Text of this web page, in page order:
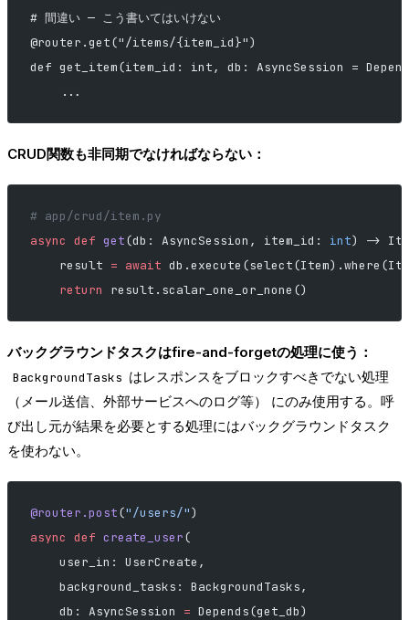
# 間違い — こう書いてはいけない
@router.get("/items/{item_id}")
def get_item(item_id: int, db: AsyncSession =
    ...
CRUD関数も非同期でなければならない：
# app/crud/item.py
async def get(db: AsyncSession, item_id: int) ->
    result
= await
    return
result.scalar_one_or_none()
バックグラウンドタスクはfire-and-forgetの処理に使う：
BackgroundTasks はレスポンスをブロックすべきでない処理
（メール送信、外部サービスへのログ等） にのみ使用する。呼
び出し元が結果を必要とする処理にはバックグラウンドタスク
を使わない。
@router.post("/users/")
async def create_user(
    user_in: UserCreate,
    background_tasks: BackgroundTasks,
    db: AsyncSession
= Depends(get_db)